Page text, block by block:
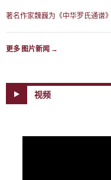
著名作家魏巍为《中华罗氏通谱
更多 图片新闻 →
视频